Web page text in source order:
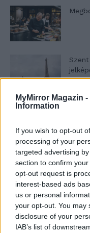
MyMirror Magazin -
Information
If you wish to opt-out
processing of your
targeted advertising
section to confirm
opt-out request is
interest-based ads
us or personal
your opt-out. You may
disclosure of your
IAB’s list of
T.